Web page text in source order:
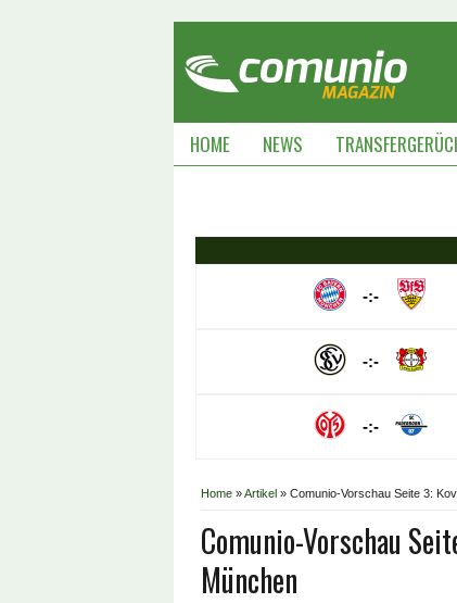
HOME NEWS
-:-
-:-
-:-
Home »Artikel » Comunio-Vorschau Seite 3:
Comunio-Vorschau
München